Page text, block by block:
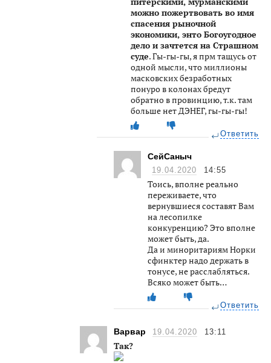
можно пожертвовать во имя
спасения рыночной
экономики, энто Богоугодное
дело и зачтется на Страшном
суде. Гы-гы-гы, я прм тащусь от
одной мысли, что миллионы
масковских безработных
понуро в колонах бредут
обратно в провинцию, т.к. там
больше нет ДЭНЕГ, гы-гы-гы!
Ответить
СейСаныч
19.04.2020 14:55
Тоись, вполне реально
переживаете, что
вернувшиеся составят Вам
на лесопилке
конкуренцию? Это вполне
может быть, да.
Да и миноритариям Норки
сфинктер надо держать в
тонусе, не расслабляться.
Всяко может быть…
Ответить
Варвар 19.04.2020 13:11
Так?